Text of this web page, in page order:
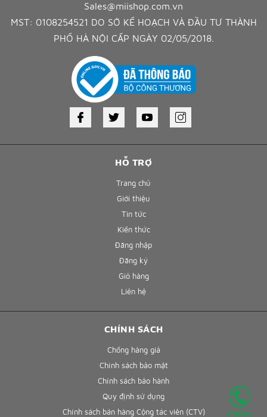
Hotline
HỖ TRỢ
Trang chủ
Giới thiệu
Tin tức
Kiến thức
Đăng nhập
Đăng ký
Giỏ hàng
Liên hệ
Sales@miishop.com.vn
MST: 0108254521 DO SỞ KẾ HOẠCH VÀ ĐẦU TƯ THÀNH
PHỐ HÀ NỘI CẤP NGÀY 02/05/2018.
CHÍNH SÁCH
Chống hàng giả
Chính sách bảo mật
Chính sách bảo hành
Quy định sử dụng
Chính sách bán hàng Cộng tác viên (CTV)